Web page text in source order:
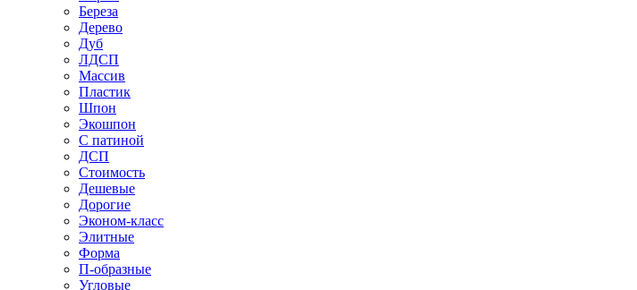
Береза
Дерево
Дуб
ЛДСП
Массив
Пластик
Шпон
Экошпон
С патиной
ДСП
Стоимость
Дешевые
Дорогие
Эконом-класс
Элитные
Форма
П-образные
Угловые